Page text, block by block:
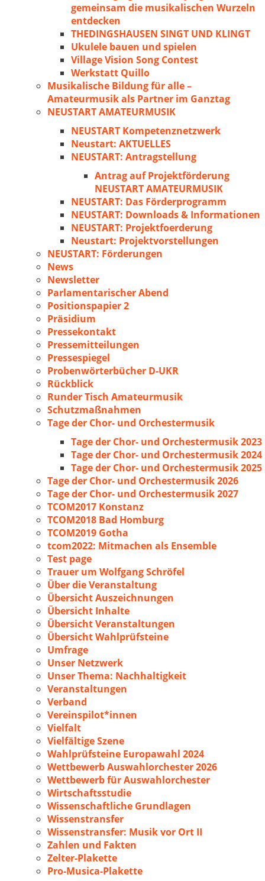
gemeinsam die musikalischen Wurzeln
entdecken
THEDINGSHAUSEN SINGT UND KLINGT
Ukulele bauen und spielen
Village Vision Song Contest
Werkstatt Quillo
Musikalische Bildung für alle –
Amateurmusik als Partner im Ganztag
NEUSTART AMATEURMUSIK
NEUSTART Kompetenznetzwerk
Neustart: AKTUELLES
NEUSTART: Antragstellung
Antrag auf Projektförderung
NEUSTART AMATEURMUSIK
NEUSTART: Das Förderprogramm
NEUSTART: Downloads & Informationen
NEUSTART: Projektfoerderung
Neustart: Projektvorstellungen
NEUSTART: Förderungen
News
Newsletter
Parlamentarischer Abend
Positionspapier 2
Präsidium
Pressekontakt
Pressemitteilungen
Pressespiegel
Probenwörterbücher D-UKR
Rückblick
Runder Tisch Amateurmusik
Schutzmaßnahmen
Tage der Chor- und Orchestermusik
Tage der Chor- und Orchestermusik 2023
Tage der Chor- und Orchestermusik 2024
Tage der Chor- und Orchestermusik 2025
Tage der Chor- und Orchestermusik 2026
Tage der Chor- und Orchestermusik 2027
TCOM2017 Konstanz
TCOM2018 Bad Homburg
TCOM2019 Gotha
tcom2022: Mitmachen als Ensemble
Test page
Trauer um Wolfgang Schröfel
Über die Veranstaltung
Übersicht Auszeichnungen
Übersicht Inhalte
Übersicht Veranstaltungen
Übersicht Wahlprüfsteine
Umfrage
Unser Netzwerk
Unser Thema: Nachhaltigkeit
Veranstaltungen
Verband
Vereinspilot*innen
Vielfalt
Vielfältige Szene
Wahlprüfsteine Europawahl 2024
Wettbewerb Auswahlorchester 2026
Wettbewerb für Auswahlorchester
Wirtschaftsstudie
Wissenschaftliche Grundlagen
Wissenstransfer
Wissenstransfer: Musik vor Ort II
Zahlen und Fakten
Zelter-Plakette
Pro-Musica-Plakette